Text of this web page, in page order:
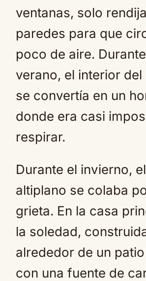
ventanas, solo
paredes para que
poco de aire.
verano, el interior
se convertía en un
donde era casi
respirar.
Durante el invierno,
altiplano se colaba
grieta. En la casa
la soledad,
alrededor de un
con una fuente de